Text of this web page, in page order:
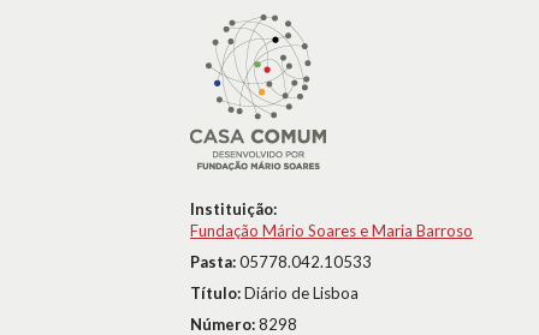
Instituição:
Fundação Mário Soares e Maria Barroso
Pasta:05778.042.10533
Título:Diário de Lisboa
Número:8298